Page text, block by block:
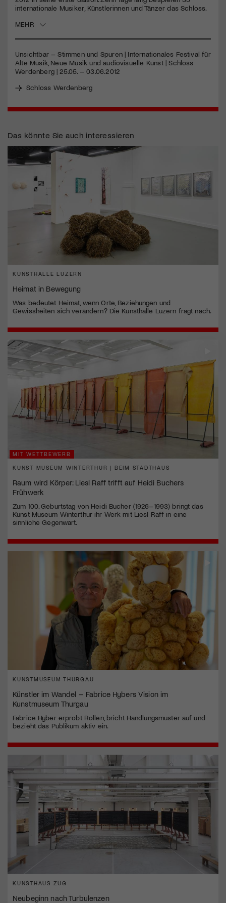
internationale Musiker, Künstlerinnen und Tänzer das Schloss.
MEHR
Unsichtbar – Stimmen und Spuren | Internationales Festival für
Alte Musik, Neue Musik und audiovisuelle Kunst | Schloss
Werdenberg | 25.05. – 03.06.2012
Schloss Werdenberg
Das könnte Sie auch interessieren
KUNSTHALLE LUZERN
Heimat in Bewegung
Was bedeutet Heimat, wenn Orte, Beziehungen und
Gewissheiten sich verändern? Die Kunsthalle Luzern fragt nach.
MIT WETTBEWERB
KUNST MUSEUM WINTERTHUR | BEIM STADTHAUS
Raum wird Körper: Liesl Raff trifft auf Heidi Buchers
Frühwerk
Zum 100. Geburtstag von Heidi Bucher (1926–1993) bringt das
Kunst Museum Winterthur ihr Werk mit Liesl Raff in eine
sinnliche Gegenwart.
KUNSTMUSEUM THURGAU
Künstler im Wandel – Fabrice Hybers Vision im
Kunstmuseum Thurgau
Fabrice Hyber erprobt Rollen, bricht Handlungsmuster auf und
bezieht das Publikum aktiv ein.
KUNSTHAUS ZUG
Neubeginn nach Turbulenzen
Jetzt Mitglied werden